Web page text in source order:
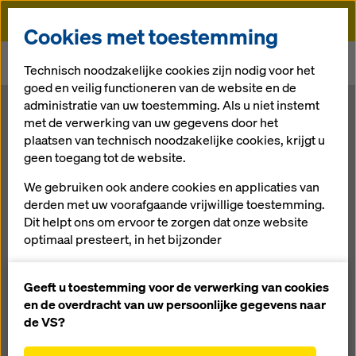
Doka
Nieuw uitsprongelement voor penanten in wanden
Nieuw
uitsprongeleme
nt voor
penanten in
wanden
Cookies met toestemming
Technisch noodzakelijke cookies zijn nodig voor het
goed en veilig functioneren van de website en de
administratie van uw toestemming. Als u niet instemt
met de verwerking van uw gegevens door het
plaatsen van technisch noodzakelijke cookies, krijgt u
geen toegang tot de website.
We gebruiken ook andere cookies en applicaties van
derden met uw voorafgaande vrijwillige toestemming.
Dit helpt ons om ervoor te zorgen dat onze website
optimaal presteert, in het bijzonder
van onze website (functionele en statistische
cookies),
het vergemakkelijken van een soepel
Geeft u toestemming voor de verwerking van cookies
en de overdracht van uw persoonlijke gegevens naar
de VS?